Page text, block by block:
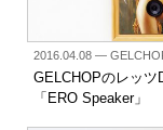
2016.04.08—
GELCHOPのレッツ
「ERO Speaker」